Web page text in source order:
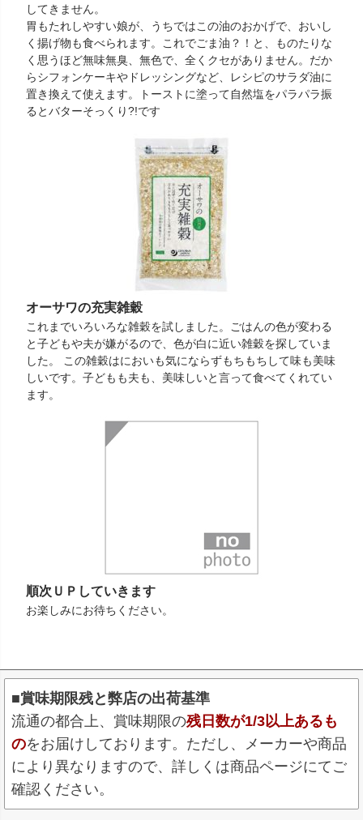
してきません。
胃もたれしやすい娘が、うちではこの油のおかげで、おいし
く揚げ物も食べられます。これでごま油？！と、ものたりな
く思うほど無味無臭、無色で、全くクセがありません。だか
らシフォンケーキやドレッシングなど、レシピのサラダ油に
置き換えて使えます。トーストに塗って自然塩をパラパラ振
るとバターそっくり?!です
オーサワの充実雑穀
これまでいろいろな雑穀を試しました。ごはんの色が変わる
と子どもや夫が嫌がるので、色が白に近い雑穀を探していま
した。 この雑穀はにおいも気にならずもちもちして味も美味
しいです。子どもも夫も、美味しいと言って食べてくれてい
ます。
順次ＵＰしていきます
お楽しみにお待ちください。
■賞味期限残と弊店の出荷基準
流通の都合上、賞味期限の残日数が1/3以上あるも
のをお届けしております。ただし、メーカーや商品
により異なりますので、詳しくは商品ページにてご
確認ください。